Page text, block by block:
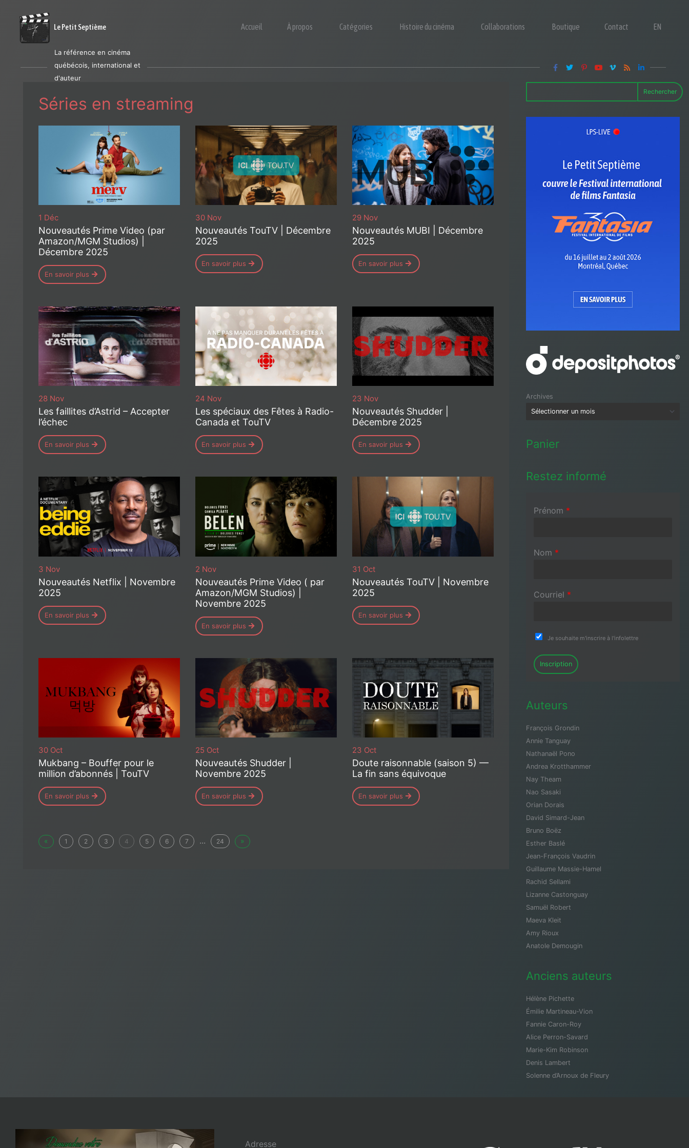
Le Petit Septième Accueil À propos Catégories Histoire du cinéma Collaborations Boutique Contact EN
La référence en cinéma
québécois, international et
d'auteur
Séries en streaming
1 Déc
Nouveautés Prime Video (par
Amazon/MGM Studios) |
Décembre 2025
En savoir plus
30 Nov
Nouveautés TouTV | Décembre
2025
En savoir plus
29 Nov
Nouveautés MUBI | Décembre
2025
En savoir plus
28 Nov
Les faillites d’Astrid – Accepter
l’échec
En savoir plus
24 Nov
Les spéciaux des Fêtes à Radio-
Canada et TouTV
En savoir plus
23 Nov
Nouveautés Shudder |
Décembre 2025
En savoir plus
3 Nov
Nouveautés Netflix | Novembre
2025
En savoir plus
2 Nov
Nouveautés Prime Video ( par
Amazon/MGM Studios) |
Novembre 2025
En savoir plus
31 Oct
Nouveautés TouTV | Novembre
2025
En savoir plus
30 Oct
Mukbang – Bouffer pour le
million d’abonnés | TouTV
En savoir plus
25 Oct
Nouveautés Shudder |
Novembre 2025
En savoir plus
23 Oct
Doute raisonnable (saison 5) —
La fin sans équivoque
En savoir plus
« 1 2 3 4 5 6 7 ... 24 »
Rechercher
Archives
Panier
Restez informé
Prénom *
Nom *
Courriel *
Je souhaite m'inscrire à l'infolettre
Inscription
Auteurs
François Grondin
Annie Tanguay
Nathanaël Pono
Andrea Krotthammer
Nay Theam
Nao Sasaki
Orian Dorais
David Simard-Jean
Bruno Boëz
Esther Baslé
Jean-François Vaudrin
Guillaume Massie-Hamel
Rachid Sellami
Lizanne Castonguay
Samuël Robert
Maeva Kleit
Amy Rioux
Anatole Demougin
Anciens auteurs
Hélène Pichette
Émilie Martineau-Vion
Fannie Caron-Roy
Alice Perron-Savard
Marie-Kim Robinson
Denis Lambert
Solenne d’Arnoux de Fleury
Adresse